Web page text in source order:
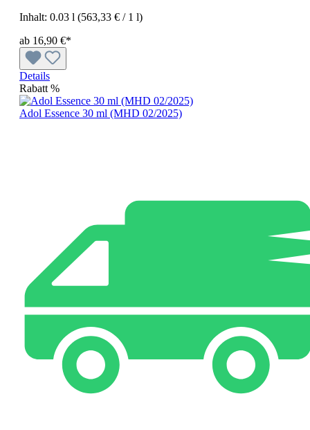
Inhalt: 0.03 l (563,33 € / 1 l)
ab 16,90 €*
Details
Rabatt %
Adol Essence 30 ml (MHD 02/2025)